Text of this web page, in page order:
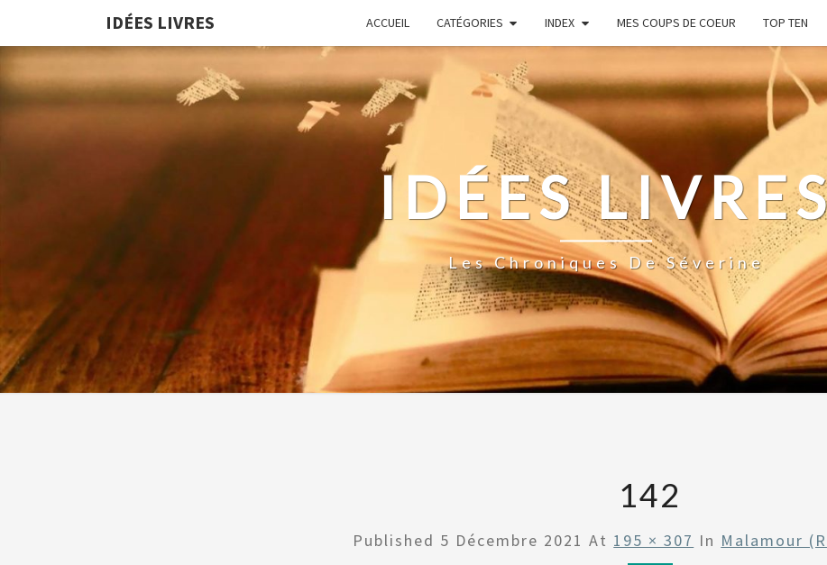
IDÉES LIVRES ACCUEIL CATÉGORIES INDEX MES COUPS DE COEUR TOP TEN
IDÉES
Les Chroniques De Séverine
142
Published 5 Décembre 2021 At 195 × 307 In Malamour